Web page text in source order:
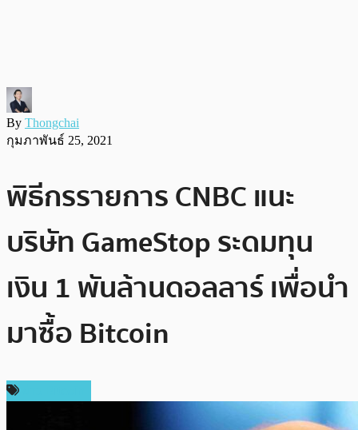
By Thongchai
กุมภาพันธ์ 25, 2021
พิธีกรรายการ CNBC แนะ
บริษัท GameStop ระดมทุน
เงิน 1 พันล้านดอลลาร์ เพื่อนำ
มาซื้อ Bitcoin